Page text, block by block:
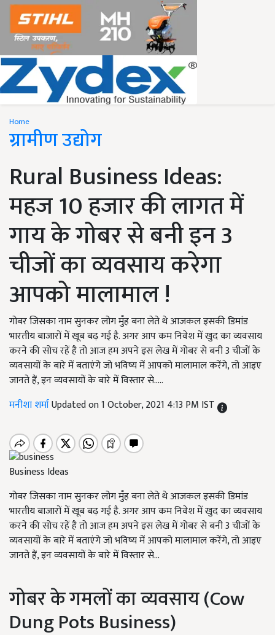
Home
ग्रामीण उद्योग
Rural Business Ideas:
महज 10 हजार की लागत में
गाय के गोबर से बनी इन 3
चीजों का व्यवसाय करेगा
आपको मालामाल !
गोबर जिसका नाम सुनकर लोग मुँह बना लेते थे आजकल इसकी डिमांड
भारतीय बाजारों में खूब बढ़ गई है. अगर आप कम निवेश में खुद का व्यवसाय
करने की सोच रहें है तो आज हम अपने इस लेख में गोबर से बनी 3 चीजों के
व्यवसायों के बारे में बताएंगे जो भविष्य में आपको मालामाल करेंगे, तो आइए
जानते हैं, इन व्यवसायों के बारे में विस्तार से.....
मनीशा शर्माUpdated on 1 October, 2021 4:13 PM IST
Business Ideas
गोबर जिसका नाम सुनकर लोग मुँह बना लेते थे आजकल इसकी डिमांड
भारतीय बाजारों में खूब बढ़ गई है. अगर आप कम निवेश में खुद का व्यवसाय
करने की सोच रहें है तो आज हम अपने इस लेख में गोबर से बनी 3 चीजों के
व्यवसायों के बारे में बताएंगे जो भविष्य में आपको मालामाल करेंगे, तो आइए
जानते हैं, इन व्यवसायों के बारे में विस्तार से...
गोबर के गमलों का व्यवसाय (Cow
Dung Pots Business)